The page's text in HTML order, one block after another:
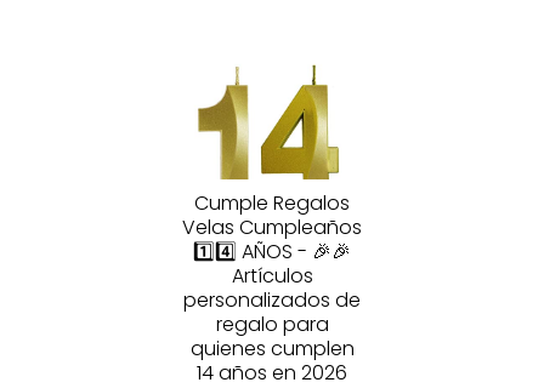
Cumple Regalos
Velas Cumpleaños
1️⃣4️⃣ AÑOS - 🎉🎉
Artículos
personalizados de
regalo para
quienes cumplen
14 años en 2026